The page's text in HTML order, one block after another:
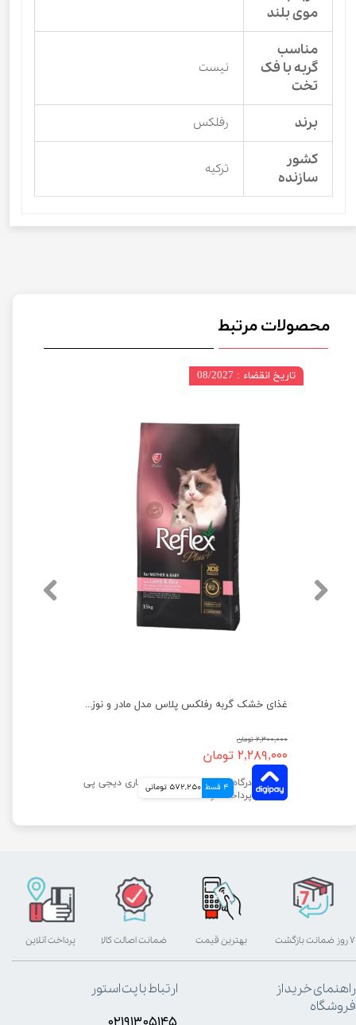
موی بلند
مناسب
گربه با فک
تخت
نیست
برند رفلکس
کشور
سازنده
ترکیه
محصولات مرتبط
غذای خشک گربه رفلکس پلاس مدل مادر و نوزاد وزن 1.5 کیلوگرم
۲,۳۰۰,۰۰۰ تومان
۲,۲۸۹,۰۰۰ تومان
4 قسط 572,250 تومانی
تاریخ انقضاء : 08/2027
بهترین قیمت پرداخت آنلاین ۷ روز ضمانت بازگشت ضمانت اصالت کالا
راهنمای خرید از
فروشگاه
ارتباط با پت استور